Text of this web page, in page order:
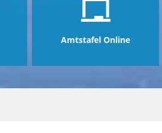
Amtstafel Online